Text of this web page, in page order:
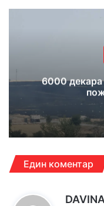
6000 декара
Един коментар